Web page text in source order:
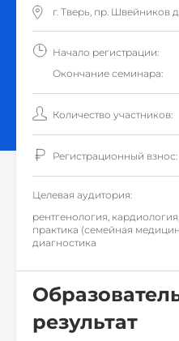
г. Тверь, пр. Швейников
Начало регистрации:
Окончание семинара:
Количество участников:
Регистрационный взнос:
Целевая аудитория:
рентгенология,
практика (семейная
диагностика
результат